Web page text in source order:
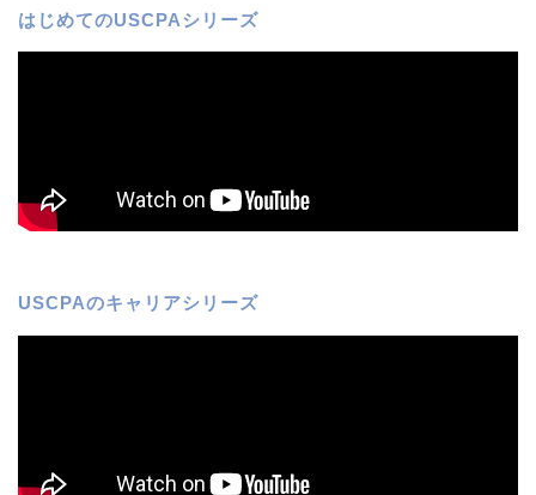
はじめてのUSCPAシリーズ
USCPAのキャリアシリーズ